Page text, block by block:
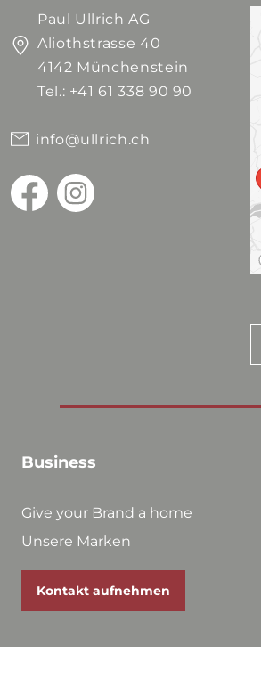
Paul Ullrich AG
Aliothstrasse 40
4142 Münchenstein
Tel.: +41 61 338 90 90
info@ullrich.ch
Business
Give your Brand a home
Unsere Marken
Kontakt aufnehmen